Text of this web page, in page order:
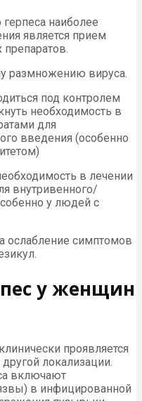
наиболее
является прием
размножению вируса.
под контролем
необходимость в
для
введения (особенно
в лечении
внутривенного/
у людей с
ослабление симптомов
у женщин
проявляется
локализации.
включают
в инфицированной